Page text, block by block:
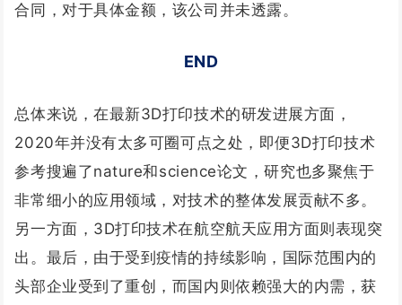
合同，对于具体金额，该公司并未透露。
END
总体来说，在最新3D打印技术的研发进展方面，
2020年并没有太多可圈可点之处，即便3D打印技术
参考搜遍了nature和science论文，研究也多聚焦于
非常细小的应用领域，对技术的整体发展贡献不多。
另一方面，3D打印技术在航空航天应用方面则表现突
出。最后，由于受到疫情的持续影响，国际范围内的
头部企业受到了重创，而国内则依赖强大的内需，获